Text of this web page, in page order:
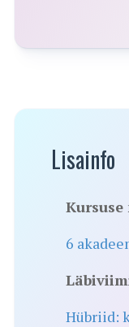
Lisainfo
6
Hübriid: